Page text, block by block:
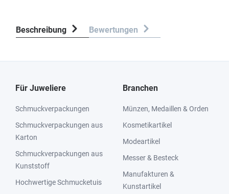
Beschreibung Bewertungen
Für Juweliere
Schmuckverpackungen
Schmuckverpackungen aus
Karton
Schmuckverpackungen aus
Kunststoff
Hochwertige Schmucketuis
Branchen
Münzen, Medaillen & Orden
Kosmetikartikel
Modeartikel
Messer & Besteck
Manufakturen &
Kunstartikel